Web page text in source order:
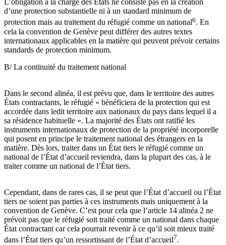
L’obligation à la charge des États ne consiste pas en la création
d’une protection substantielle ni à un standard minimum de
protection mais au traitement du réfugié comme un national6. En
cela la convention de Genève peut différer des autres textes
internationaux applicables en la matière qui peuvent prévoir certains
standards de protection minimum.
B/ La continuité du traitement national
Dans le second alinéa, il est prévu que, dans le territoire des autres
États contractants, le réfugié « bénéficiera de la protection qui est
accordée dans ledit territoire aux nationaux du pays dans lequel il a
sa résidence habituelle ». La majorité des États ont ratifié les
instruments internationaux de protection de la propriété incorporelle
qui posent en principe le traitement national des étrangers en la
matière. Dès lors, traiter dans un État tiers le réfugié comme un
national de l’État d’accueil reviendra, dans la plupart des cas, à le
traiter comme un national de l’État tiers.
Cependant, dans de rares cas, il se peut que l’État d’accueil ou l’État
tiers ne soient pas parties à ces instruments mais uniquement à la
convention de Genève. C’est pour cela que l’article 14 alinéa 2 ne
prévoit pas que le réfugié soit traité comme un national dans chaque
État contractant car cela pourrait revenir à ce qu’il soit mieux traité
dans l’État tiers qu’un ressortissant de l’État d’accueil7.